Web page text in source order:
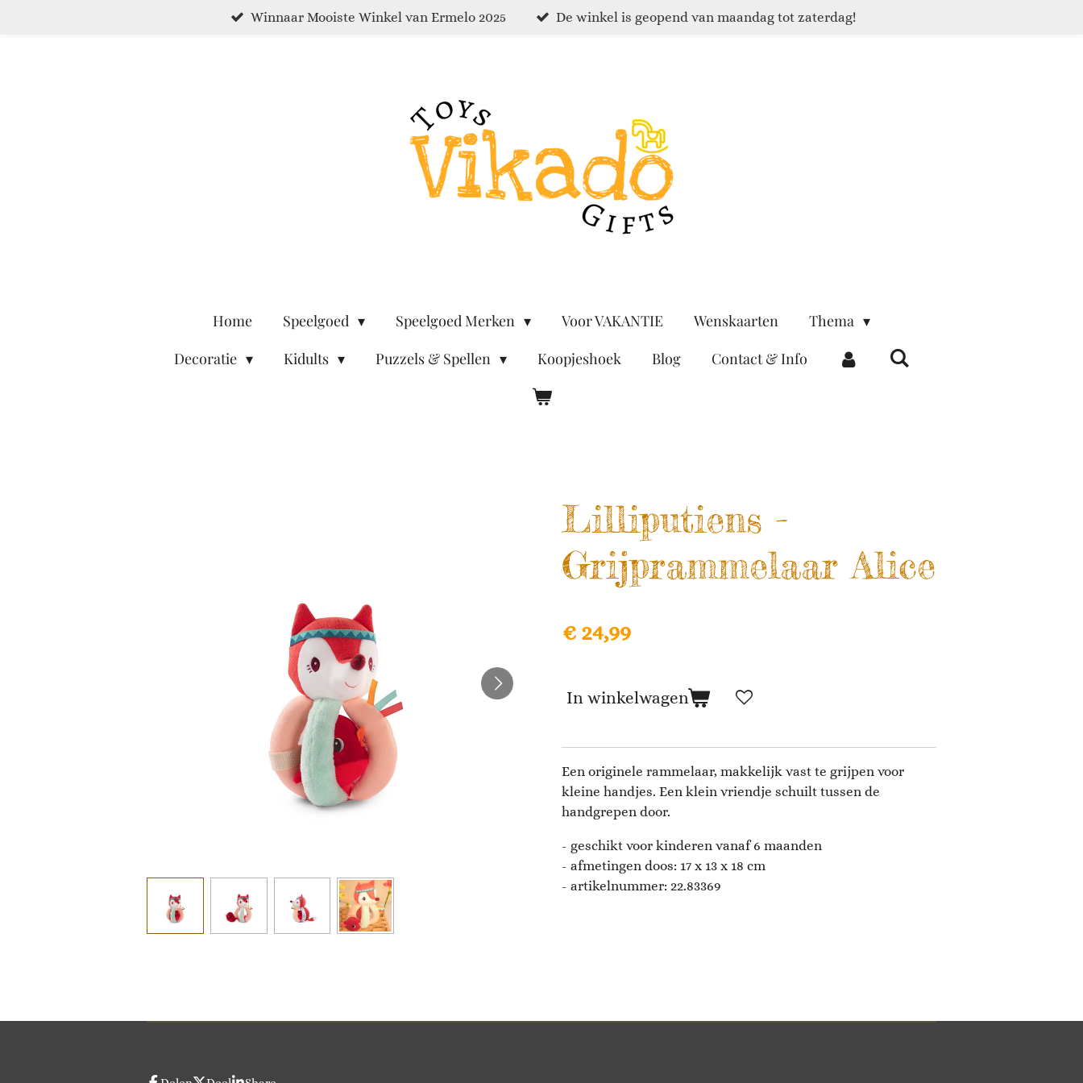
Winnaar Mooiste Winkel van Ermelo 2025 De winkel is geopend van maandag tot zaterdag!
Home Speelgoed Speelgoed Merken Voor VAKANTIE Wenskaarten
Thema
Decoratie
Kidults Puzzels & Spellen Koopjeshoek Blog Contact & Info
Lilliputiens -
Grijprammelaar Alice
€ 24,99
In winkelwagen
Een originele rammelaar, makkelijk vast te grijpen voor
kleine handjes. Een klein vriendje schuilt tussen de
handgrepen door.
- geschikt voor kinderen vanaf 6 maanden
- afmetingen doos: 17 x 13 x 18 cm
- artikelnummer: 22.83369